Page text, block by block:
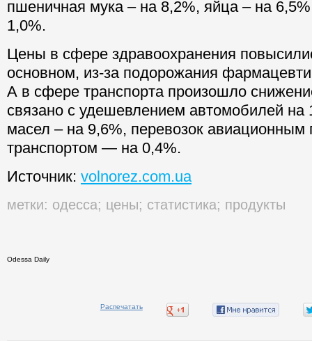
пшеничная мука – на 8,2%, яйца – на
1,0%.
Цены в сфере здравоохранения
основном, из-за подорожания
А в сфере транспорта произошло
связано с удешевлением автомобилей на
масел – на 9,6%, перевозок авиационным
транспортом — на 0,4%.
Источник: volnorez.com.ua
метки: одесса; цены; статистика; продукты
Odessa Daily
Распечатать